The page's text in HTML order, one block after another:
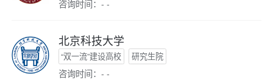
咨询时间：- -
北京科技大学
“双一流”建设高校 研究生院
咨询时间：- -